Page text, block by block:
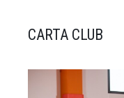
CARTA CLUB